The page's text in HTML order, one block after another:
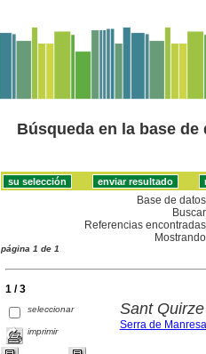
Búsqueda en la base de
Base de
Referencias
página 1 de 1
1 / 3
seleccionar
imprimir
Sant
Serra de